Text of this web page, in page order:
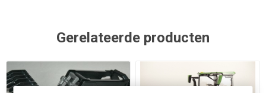
Gerelateerde producten